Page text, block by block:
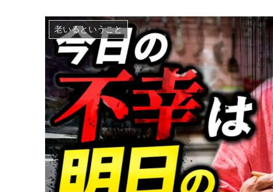
老いるということ